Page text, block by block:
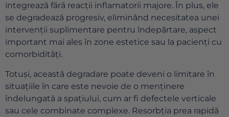
integrează fără reacții inflamatorii majore. În plus, ele
se degradează progresiv, eliminând necesitatea unei
intervenții suplimentare pentru îndepărtare, aspect
important mai ales în zone estetice sau la pacienți cu
comorbidități.
Totuși, această degradare poate deveni o limitare în
situațiile în care este nevoie de o menținere
îndelungată a spațiului, cum ar fi defectele verticale
sau cele combinate complexe. Resorbția prea rapidă